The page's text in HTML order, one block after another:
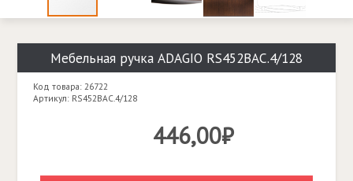
Мебельная ручка ADAGIO RS452BAC.4/128
Код товара: 26722
Артикул: RS452BAC.4/128
446,00₽